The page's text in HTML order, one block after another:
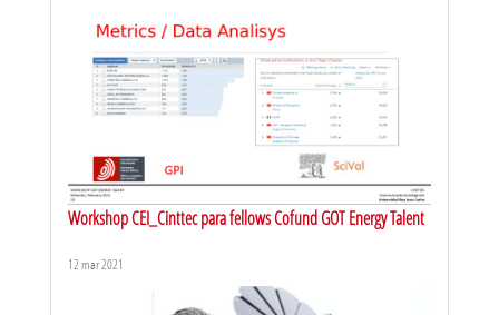
Workshop CEI_Cinttec para fellows Cofund GOT Energy Talent
12 mar 2021